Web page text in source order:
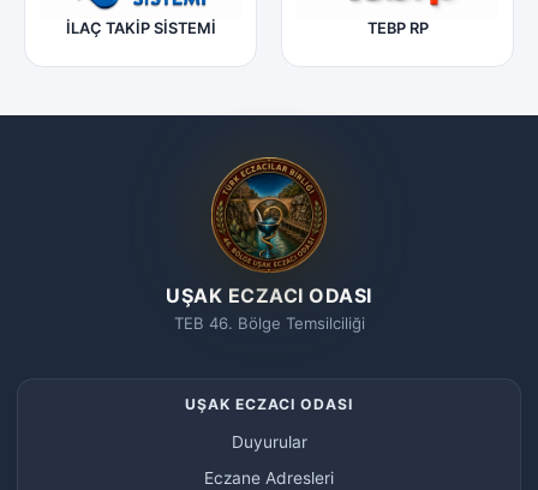
İLAÇ TAKİP SİSTEMİ TEBP RP
UŞAK ECZACI ODASI
TEB 46. Bölge Temsilciliği
UŞAK ECZACI ODASI
Duyurular
Eczane Adresleri